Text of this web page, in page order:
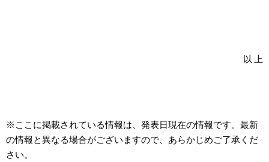
以 上
※ここに掲載されている情報は、発表日現在の情報です。最新
の情報と異なる場合がございますので、あらかじめご了承くだ
さい。